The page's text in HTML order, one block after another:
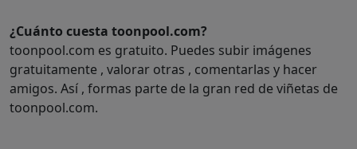
¿Cuánto cuesta toonpool.com?
toonpool.com es gratuito. Puedes subir imágenes
gratuitamente , valorar otras , comentarlas y hacer
amigos. Así , formas parte de la gran red de viñetas de
toonpool.com.